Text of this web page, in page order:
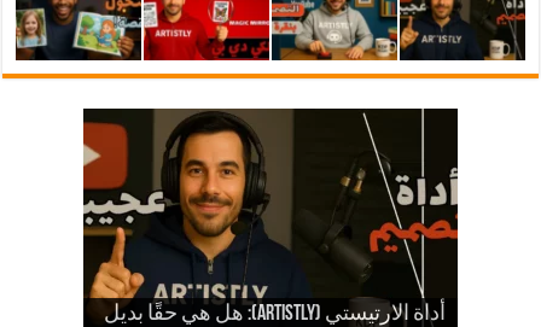
أداة الارتيستي (Artistly): هل هي حقًا بديل
شرح أداة ارتيستلي 4: دليلك الشامل
للذكاء الاصطناعي في تصميمات KDP